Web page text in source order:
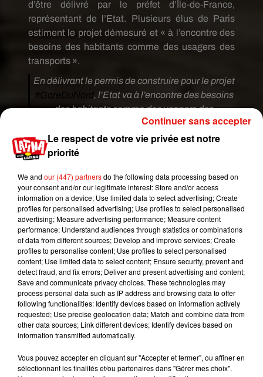
d’être délivré par le préfet d’Île-de-France,
représentant de l’Etat. Plusieurs élus de Paris
estiment le projet démesuré et « à l’encontre des
besoins des habitants comme des usagers des
transports ».
En délivrant le permis de construire pour le projet
#GareDuNord, l’Etat va à l’encontre des besoins
des habitants comme des usagers des
transports et méprise le choix des électeurs
franciliens. Notre mobilisation continue contre ce
July 7, 2020
Anne Hidalgo, notamment soutenue par un
collectif d’architectes, appelle donc à revoir la
copie du projet de rénovation de la gare du Nord.
Pourtant, le préfet d’Île-de-France, dans son
communiqué, indique s’engager sur plusieurs
mesures pour assurer l’intégration de la gare dans
le quartier avec, notamment, un parking à vélo et
l’augmentation des surfaces végétalisées.
Rien n’y fait :le Conseil de Pariss’engage dans
un bras de fer avec l’Etat. Ce matin, la mairie de
annoncé avoir trouvé un accord - le projet est
Le respect de votre vie privée est notre
priorité
We and our (447) partnersdo the following data processing based on
your consent and/or our legitimate interest: Store and/or access
information on a device; Use limited data to select advertising; Create
profiles for personalised advertising; Use profiles to select personalised
advertising; Measure advertising performance; Measure content
performance; Understand audiences through statistics or combinations
of data from different sources; Develop and improve services; Create
profiles to personalise content; Use profiles to select personalised
content; Use limited data to select content; Ensure security, prevent and
detect fraud, and fix errors; Deliver and present advertising and content;
Save and communicate privacy choices. These technologies may
process personal data such as IP address and browsing data to offer
following functionalities: Identify devices based on information actively
requested; Use precise geolocation data; Match and combine data from
other data sources; Link different devices; Identify devices based on
information transmitted automatically.
Vous pouvez accepter en cliquant sur "Accepter et fermer", ou affiner en
sélectionnant les finalités et/ou partenaires dans "Gérer mes choix".
Continuer sans accepter